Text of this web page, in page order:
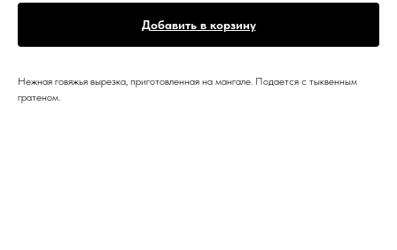
Добавить в корзину
Нежная говяжья вырезка, приготовленная на мангале. Подается с тыквенным
гратеном.